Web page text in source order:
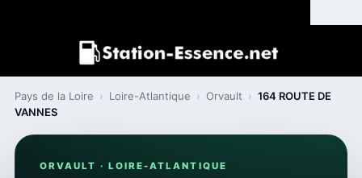
Pays de la Loire › Loire-Atlantique › Orvault › 164 ROUTE DE
VANNES
ORVAULT · LOIRE-ATLANTIQUE